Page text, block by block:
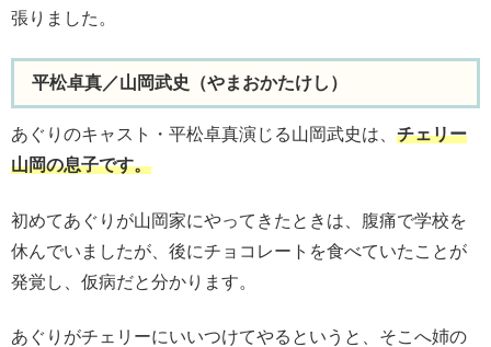
張りました。
平松卓真／山岡武史（やまおかたけし）
あぐりのキャスト・平松卓真演じる山岡武史は、 チェリー
山岡の息子です。
初めてあぐりが山岡家にやってきたときは、腹痛で学校を
休んでいましたが、後にチョコレートを食べていたことが
発覚し、仮病だと分かります。
あぐりがチェリーにいいつけてやるというと、そこへ姉の